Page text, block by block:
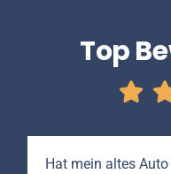
Top
Hat mein altes